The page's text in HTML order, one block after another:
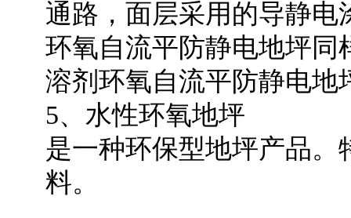
通路，面层采用的导静电
环氧自流平防静电地坪同
溶剂环氧自流平防静电地
5、水性环氧地坪
是一种环保型地坪产品
料。